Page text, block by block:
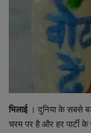
शिक्षा एवं रोजगार
भिलाई। दुनिया के सबसे
चरम पर है और हर पार्टी